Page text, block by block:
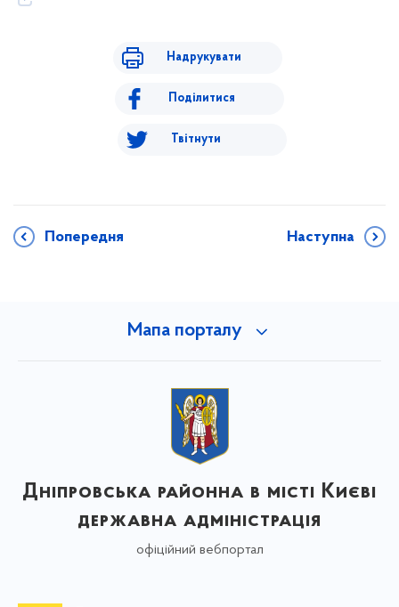
Надрукувати
Поділитися
Твітнути
Попередня Наступна
Мапа порталу
Дніпровська районна в місті Києві
державна адміністрація
офіційний вебпортал